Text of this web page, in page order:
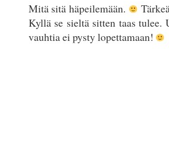
Mitä sitä häpeilemään.
Kyllä se sieltä sitten taas tulee.
vauhtia ei pysty lopettamaan!